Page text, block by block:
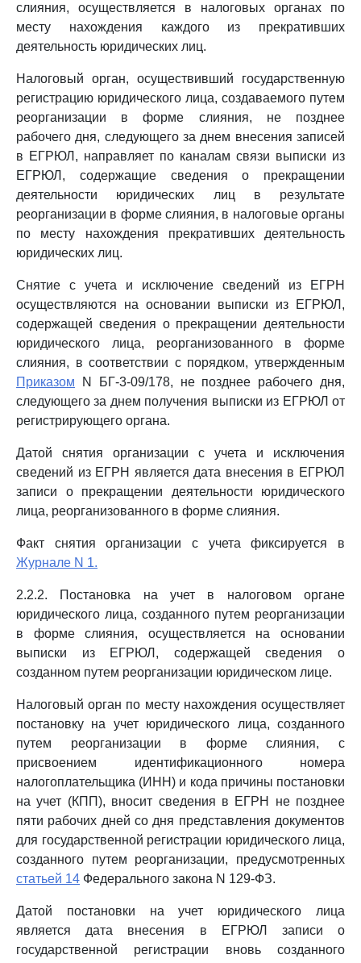
слияния, осуществляется в налоговых органах по
месту нахождения каждого из прекративших
деятельность юридических лиц.
Налоговый орган, осуществивший государственную
регистрацию юридического лица, создаваемого путем
реорганизации в форме слияния, не позднее
рабочего дня, следующего за днем внесения записей
в ЕГРЮЛ, направляет по каналам связи выписки из
ЕГРЮЛ, содержащие сведения о прекращении
деятельности юридических лиц в результате
реорганизации в форме слияния, в налоговые органы
по месту нахождения прекративших деятельность
юридических лиц.
Снятие с учета и исключение сведений из ЕГРН
осуществляются на основании выписки из ЕГРЮЛ,
содержащей сведения о прекращении деятельности
юридического лица, реорганизованного в форме
слияния, в соответствии с порядком, утвержденным
Приказом N БГ-3-09/178, не позднее рабочего дня,
следующего за днем получения выписки из ЕГРЮЛ от
регистрирующего органа.
Датой снятия организации с учета и исключения
сведений из ЕГРН является дата внесения в ЕГРЮЛ
записи о прекращении деятельности юридического
лица, реорганизованного в форме слияния.
Факт снятия организации с учета фиксируется в
Журнале N 1.
2.2.2. Постановка на учет в налоговом органе
юридического лица, созданного путем реорганизации
в форме слияния, осуществляется на основании
выписки из ЕГРЮЛ, содержащей сведения о
созданном путем реорганизации юридическом лице.
Налоговый орган по месту нахождения осуществляет
постановку на учет юридического лица, созданного
путем реорганизации в форме слияния, с
присвоением идентификационного номера
налогоплательщика (ИНН) и кода причины постановки
на учет (КПП), вносит сведения в ЕГРН не позднее
пяти рабочих дней со дня представления документов
для государственной регистрации юридического лица,
созданного путем реорганизации, предусмотренных
статьей 14 Федерального закона N 129-ФЗ.
Датой постановки на учет юридического лица
является дата внесения в ЕГРЮЛ записи о
государственной регистрации вновь созданного